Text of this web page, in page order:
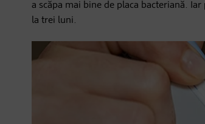
a scăpa mai bine de placa bacteriană.
la trei luni.